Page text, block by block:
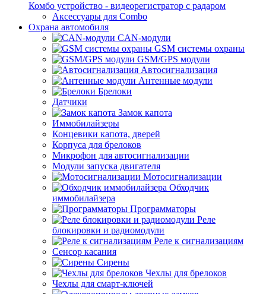
Комбо устройство - видеорегистратор с радаром
Аксессуары для Combo
Охрана автомобиля
CAN-модули
GSM системы охраны
GSM/GPS модули
Автосигнализация
Антенные модули
Брелоки
Датчики
Замок капота
Иммобилайзеры
Концевики капота, дверей
Корпуса для брелоков
Микрофон для автосигнализации
Модули запуска двигателя
Мотосигнализации
Обходчик
иммобилайзера
Программаторы
Реле
блокировки и радиомодули
Реле к сигнализациям
Сенсор касания
Сирены
Чехлы для брелоков
Чехлы для смарт-ключей